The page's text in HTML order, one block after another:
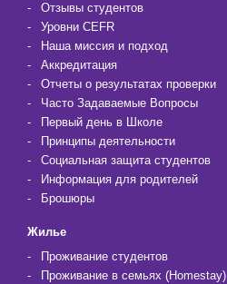
Отзывы студентов
Уровни CEFR
Наша миссия и подход
Аккредитация
Отчеты о результатах проверки
Часто Задаваемые Вопросы
Первый день в Школе
Принципы деятельности
Социальная защита студентов
Информация для родителей
Брошюры
Жилье
Проживание студентов
Проживание в семьях (Homestay)